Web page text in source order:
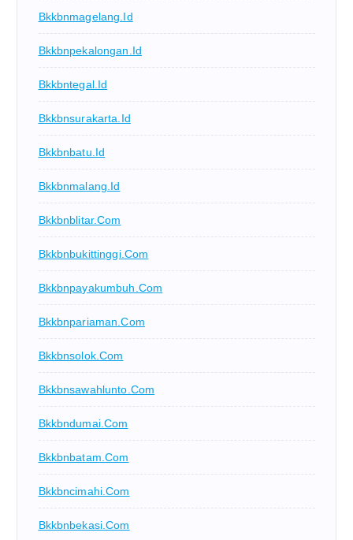
Bkkbnmagelang.id
Bkkbnpekalongan.id
Bkkbntegal.id
Bkkbnsurakarta.id
Bkkbnbatu.id
Bkkbnmalang.id
Bkkbnblitar.com
Bkkbnbukittinggi.com
Bkkbnpayakumbuh.com
Bkkbnpariaman.com
Bkkbnsolok.com
Bkkbnsawahlunto.com
Bkkbndumai.com
Bkkbnbatam.com
Bkkbncimahi.com
Bkkbnbekasi.com